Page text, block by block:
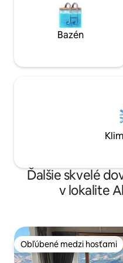
Bazén
Ďalšie skvelé
v lokalite
Obľúbené medzi hosťami
Obľúbené medzi hosťami